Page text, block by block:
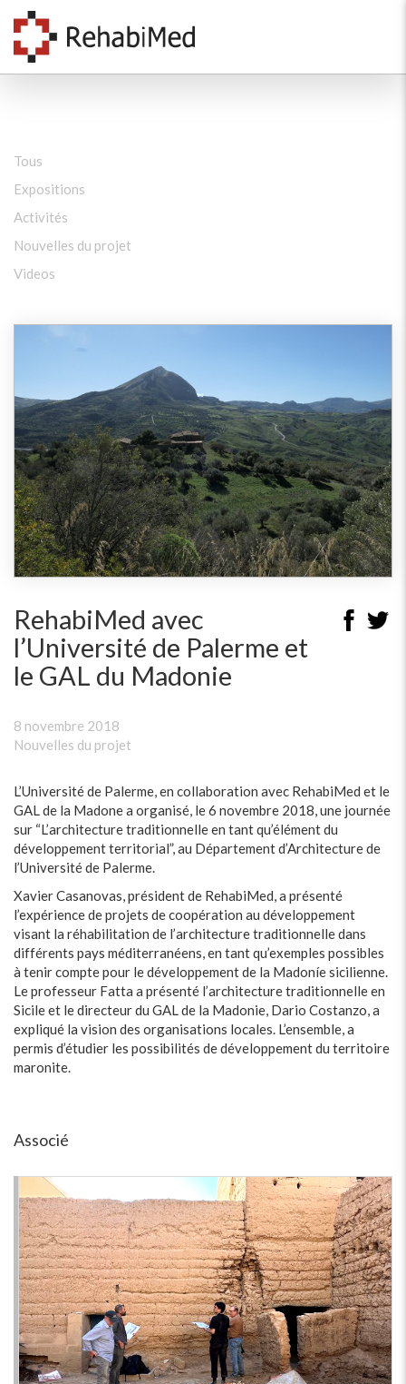
Tous
Expositions
Activités
Nouvelles du projet
Videos
RehabiMed avec
l’Université de Palerme et
le GAL du Madonie
8 novembre 2018
Nouvelles du projet
L’Université de Palerme, en collaboration avec RehabiMed et le
GAL de la Madone a organisé, le 6 novembre 2018, une journée
sur “L’architecture traditionnelle en tant qu’élément du
développement territorial”, au Département d’Architecture de
l’Université de Palerme.
Xavier Casanovas, président de RehabiMed, a présenté
l’expérience de projets de coopération au développement
visant la réhabilitation de l’architecture traditionnelle dans
différents pays méditerranéens, en tant qu’exemples possibles
à tenir compte pour le développement de la Madoníe sicilienne.
Le professeur Fatta a présenté l’architecture traditionnelle en
Sicile et le directeur du GAL de la Madonie, Dario Costanzo, a
expliqué la vision des organisations locales. L’ensemble, a
permis d’étudier les possibilités de développement du territoire
maronite.
Associé